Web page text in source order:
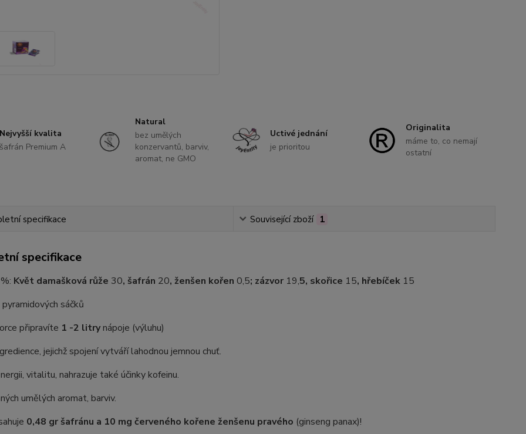
kvalita
Premium A
Natural
bez umělých
konzervantů, barviv,
aromat, ne GMO
Uctivé jednání
je prioritou
Originalita
máme to, co nemají
ostatní
specifikace Související zboží 1
specifikace
Květ damašková růže 30, šafrán 20, ženšen kořen 0,5; zázvor 19,5, skořice 15, hřebíček 15
sáčků
připravíte 1 -2 litrynápoje (výluhu)
jejichž spojení vytváří lahodnou jemnou chuť.
vitalitu, nahrazuje také účinky kofeinu.
umělých aromat, barviv.
0,48 gr šafránu a 10 mg červeného kořene ženšenu pravého (ginseng panax)!